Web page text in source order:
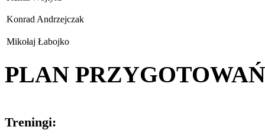
Konrad Andrzejczak
Mikołaj Łabojko
PLAN PRZYGOTOWAŃ
Treningi: